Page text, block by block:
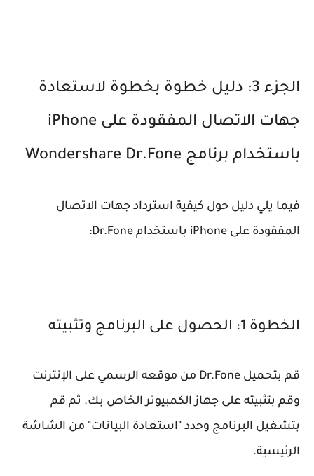
الجزء 3: دليل خطوة بخطوة لاستعادة
جهات الاتصال المفقودة على iPhone
باستخدام برنامج Wondershare Dr.Fone
فيما يلي دليل حول كيفية استرداد جهات الاتصال
المفقودة على iPhone باستخدام Dr.Fone:
الخطوة 1: الحصول على البرنامج وتثبيته
قم بتحميل Dr.Fone من موقعه الرسمي على الإنترنت
وقم بتثبيته على جهاز الكمبيوتر الخاص بك. ثم قم
بتشغيل البرنامج وحدد "استعادة البيانات" من الشاشة
الرئيسية.